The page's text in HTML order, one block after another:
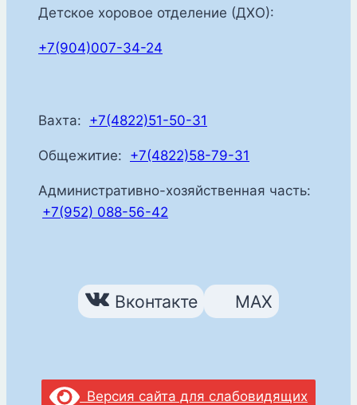
Детское хоровое отделение (ДХО):
+7(904)007-34-24
Вахта: +7(4822)51-50-31
Общежитие: +7(4822)58-79-31
Административно-хозяйственная часть:
+7(952) 088-56-42
Вконтакте MAX
Версия сайта для слабовидящих